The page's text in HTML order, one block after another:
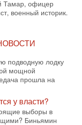
подводную лодку
мощной
прошла на
у власти?
выборы в
Биньямин
победа на
НОВОСТИ
заявил, что